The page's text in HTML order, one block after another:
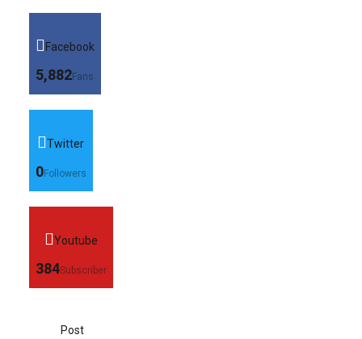
Facebook
5,882Fans
Twitter
0Followers
Youtube
384Subscriber
Post